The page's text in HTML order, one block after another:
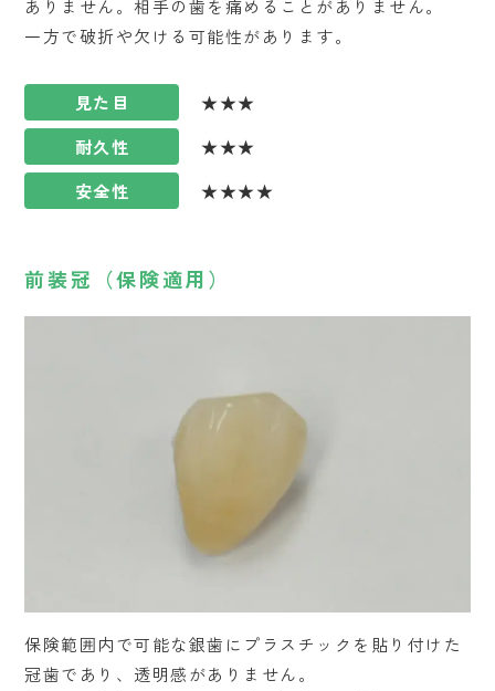
ありません。相手の歯を痛めることがありません。
一方で破折や欠ける可能性があります。
見た目
★★★
耐久性
★★★
安全性
★★★★
前装冠（保険適用）
保険範囲内で可能な銀歯にプラスチックを貼り付けた
冠歯であり、透明感がありません。